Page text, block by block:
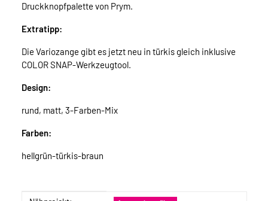
Druckknopfpalette von Prym.
Extratipp:
Die Variozange gibt es jetzt neu in türkis gleich inklusive
COLOR SNAP-Werkzeugtool.
Design:
rund, matt, 3-Farben-Mix
Farben:
hellgrün-türkis-braun